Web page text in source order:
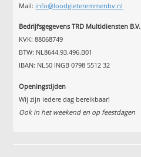
Mail: info@loodgieteremmenbv.nl
Bedrijfsgegevens TRD Multidiensten B.V.
KVK: 88068749
BTW: NL8644.93.496.B01
IBAN: NL50 INGB 0798 5512 32
Openingstijden
Wij zijn iedere dag bereikbaar!
Ook in het weekend en op feestdagen